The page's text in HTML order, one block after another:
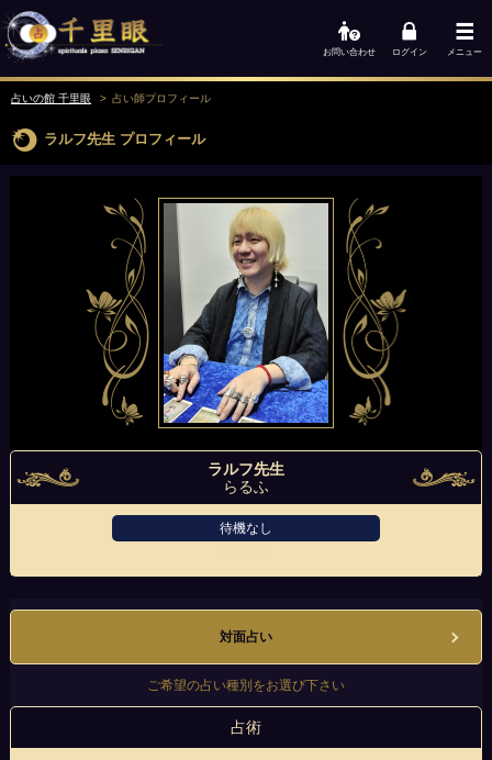
お問い合わせ ログイン メニュー
占いの館 千里眼 占い師プロフィール
ラルフ先生 プロフィール
ラルフ先生
らるふ
待機なし
対面占い
ご希望の占い種別をお選び下さい
占術